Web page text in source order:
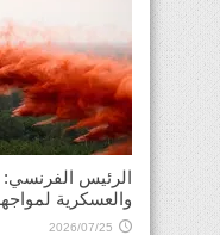
الرئيس الفرنسي:
والعسكرية
2026/07/25